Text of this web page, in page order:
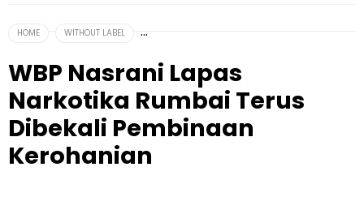
HOME WITHOUT LABEL
WBP Nasrani Lapas
Narkotika Rumbai Terus
Dibekali Pembinaan
Kerohanian